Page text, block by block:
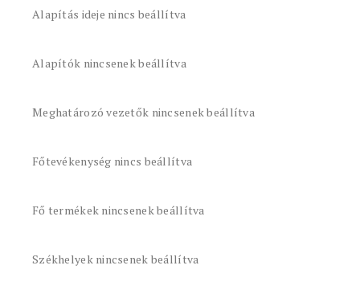
Alapítás ideje nincs beállítva
Alapítók nincsenek beállítva
Meghatározó vezetők nincsenek beállítva
Főtevékenység nincs beállítva
Fő termékek nincsenek beállítva
Székhelyek nincsenek beállítva